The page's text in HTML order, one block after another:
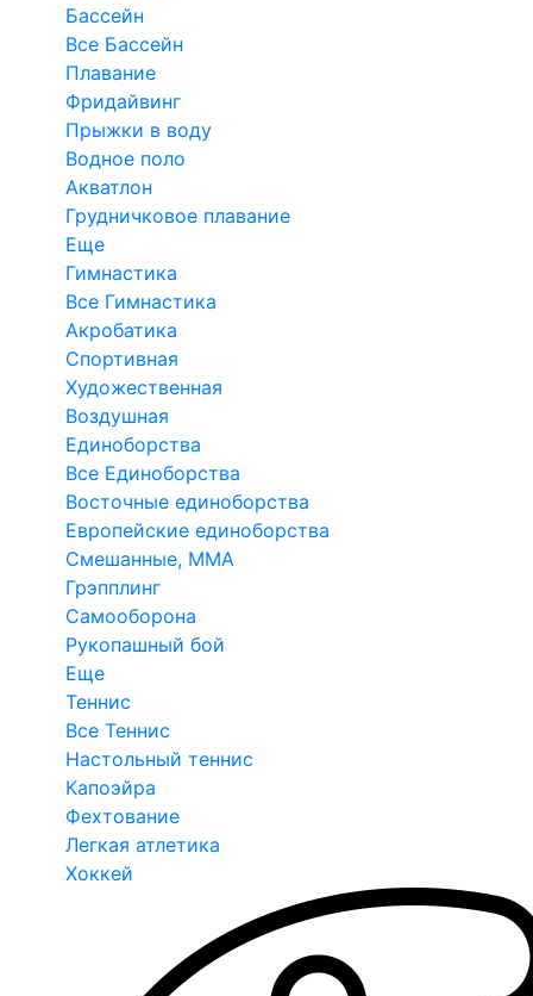
Бассейн
Все Бассейн
Плавание
Фридайвинг
Прыжки в воду
Водное поло
Акватлон
Грудничковое плавание
Еще
Гимнастика
Все Гимнастика
Акробатика
Спортивная
Художественная
Воздушная
Единоборства
Все Единоборства
Восточные единоборства
Европейские единоборства
Смешанные, ММА
Грэпплинг
Самооборона
Рукопашный бой
Еще
Теннис
Все Теннис
Настольный теннис
Капоэйра
Фехтование
Легкая атлетика
Хоккей